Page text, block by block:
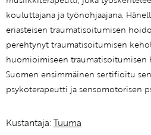
kouluttajana ja työnohjaajana.
eriasteisen traumatisoitumisen
perehtynyt traumatisoitumisen
huomioimiseen traumatisoitumisen
Suomen ensimmäinen sertifioitu
psykoterapeutti ja sensomotorisen
Kustantaja: Tuuma